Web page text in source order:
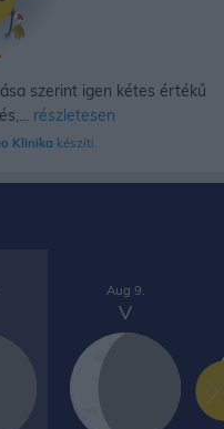
szerint igen kétes értékű
részletesen
Klinika készíti.
Aug 9.
V